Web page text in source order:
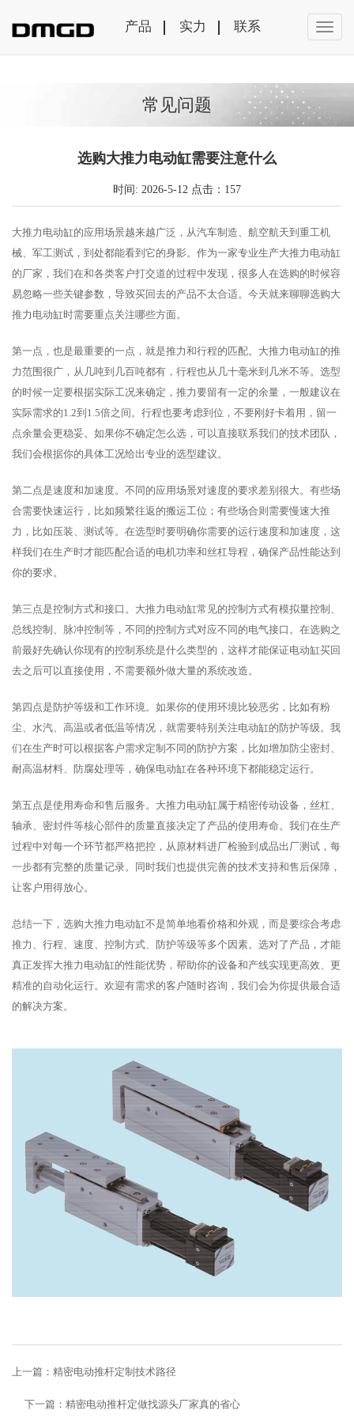
产品 实力 联系
常见问题
选购大推力电动缸需要注意什么
时间: 2026-5-12 点击：157
大推力电动缸的应用场景越来越广泛，从汽车制造、航空航天到重工机
械、军工测试，到处都能看到它的身影。作为一家专业生产大推力电动缸
的厂家，我们在和各类客户打交道的过程中发现，很多人在选购的时候容
易忽略一些关键参数，导致买回去的产品不太合适。今天就来聊聊选购大
推力电动缸时需要重点关注哪些方面。
第一点，也是最重要的一点，就是推力和行程的匹配。大推力电动缸的推
力范围很广，从几吨到几百吨都有，行程也从几十毫米到几米不等。选型
的时候一定要根据实际工况来确定，推力要留有一定的余量，一般建议在
实际需求的1.2到1.5倍之间。行程也要考虑到位，不要刚好卡着用，留一
点余量会更稳妥。如果你不确定怎么选，可以直接联系我们的技术团队，
我们会根据你的具体工况给出专业的选型建议。
第二点是速度和加速度。不同的应用场景对速度的要求差别很大。有些场
合需要快速运行，比如频繁往返的搬运工位；有些场合则需要慢速大推
力，比如压装、测试等。在选型时要明确你需要的运行速度和加速度，这
样我们在生产时才能匹配合适的电机功率和丝杠导程，确保产品性能达到
你的要求。
第三点是控制方式和接口。大推力电动缸常见的控制方式有模拟量控制、
总线控制、脉冲控制等，不同的控制方式对应不同的电气接口。在选购之
前最好先确认你现有的控制系统是什么类型的，这样才能保证电动缸买回
去之后可以直接使用，不需要额外做大量的系统改造。
第四点是防护等级和工作环境。如果你的使用环境比较恶劣，比如有粉
尘、水汽、高温或者低温等情况，就需要特别关注电动缸的防护等级。我
们在生产时可以根据客户需求定制不同的防护方案，比如增加防尘密封、
耐高温材料、防腐处理等，确保电动缸在各种环境下都能稳定运行。
第五点是使用寿命和售后服务。大推力电动缸属于精密传动设备，丝杠、
轴承、密封件等核心部件的质量直接决定了产品的使用寿命。我们在生产
过程中对每一个环节都严格把控，从原材料进厂检验到成品出厂测试，每
一步都有完整的质量记录。同时我们也提供完善的技术支持和售后保障，
让客户用得放心。
总结一下，选购大推力电动缸不是简单地看价格和外观，而是要综合考虑
推力、行程、速度、控制方式、防护等级等多个因素。选对了产品，才能
真正发挥大推力电动缸的性能优势，帮助你的设备和产线实现更高效、更
精准的自动化运行。欢迎有需求的客户随时咨询，我们会为你提供最合适
的解决方案。
上一篇： 精密电动推杆定制技术路径
下一篇： 精密电动推杆定做找源头厂家真的省心